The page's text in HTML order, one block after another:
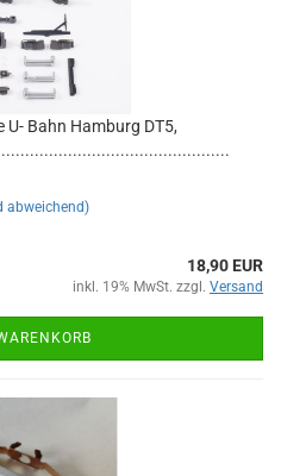
Bahn Hamburg DT5,
abweichend)
18,90 EUR
inkl. 19% MwSt. zzgl. Versand